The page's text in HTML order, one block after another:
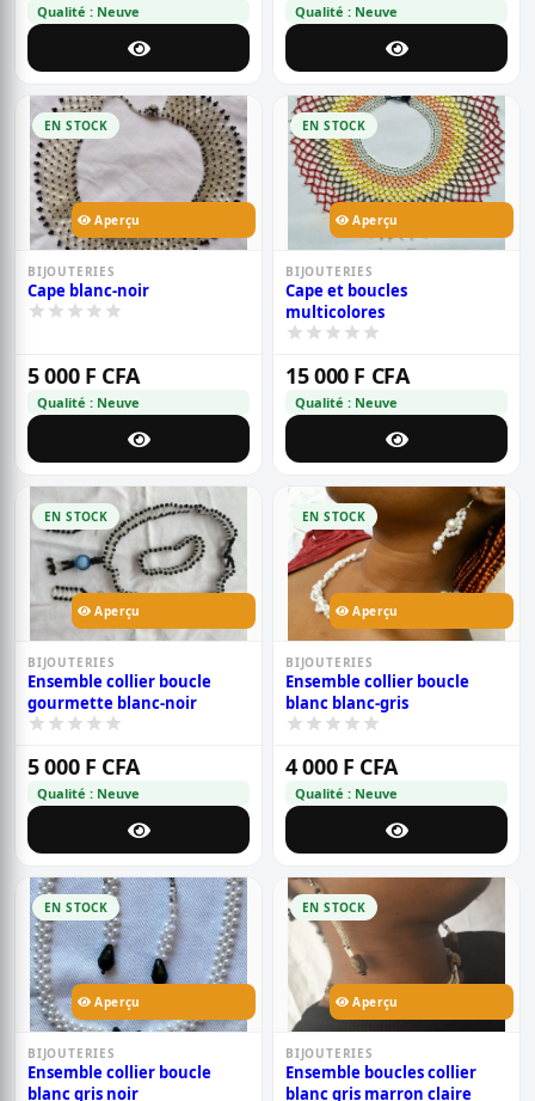
Qualité : Neuve Qualité : Neuve
EN STOCK
Aperçu
BIJOUTERIES
Cape blanc-noir
5 000 F CFA
Qualité : Neuve
EN STOCK
Aperçu
BIJOUTERIES
Cape et boucles
multicolores
15 000 F CFA
Qualité : Neuve
EN STOCK
Aperçu
BIJOUTERIES
Ensemble collier boucle
gourmette blanc-noir
5 000 F CFA
Qualité : Neuve
EN STOCK
Aperçu
BIJOUTERIES
Ensemble collier boucle
blanc blanc-gris
4 000 F CFA
Qualité : Neuve
EN STOCK
Aperçu
BIJOUTERIES
Ensemble collier boucle
blanc gris noir
EN STOCK
Aperçu
BIJOUTERIES
Ensemble boucles collier
blanc gris marron claire